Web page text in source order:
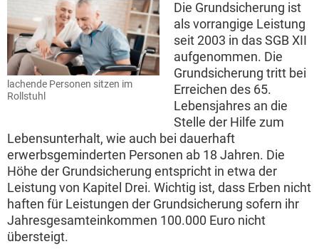
lachende Personen sitzen im
Rollstuhl
Die Grundsicherung ist
als vorrangige Leistung
seit 2003 in das SGB XII
aufgenommen. Die
Grundsicherung tritt bei
Erreichen des 65.
Lebensjahres an die
Stelle der Hilfe zum
Lebensunterhalt, wie auch bei dauerhaft
erwerbsgeminderten Personen ab 18 Jahren. Die
Höhe der Grundsicherung entspricht in etwa der
Leistung von Kapitel Drei. Wichtig ist, dass Erben nicht
haften für Leistungen der Grundsicherung sofern ihr
Jahresgesamteinkommen 100.000 Euro nicht
übersteigt.